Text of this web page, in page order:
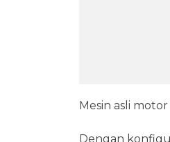
Mesin asli
Dengan